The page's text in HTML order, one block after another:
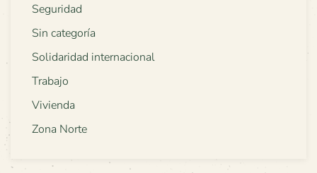
Seguridad
Sin categoría
Solidaridad internacional
Trabajo
Vivienda
Zona Norte